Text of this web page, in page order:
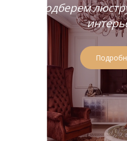
Подберем